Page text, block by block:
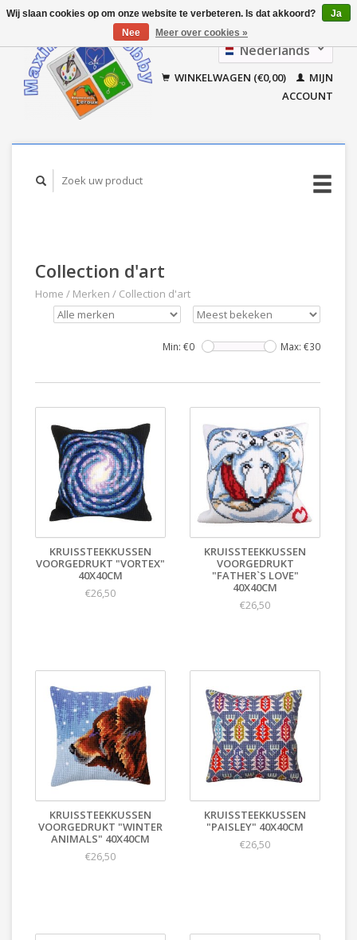
Nederlands
Français
WINKELWAGEN (€0,00)
MIJN
ACCOUNT
Collection d'art
Home / Merken / Collection d'art
Min: €0 Max: €30
KRUISSTEEKKUSSEN
VOORGEDRUKT "VORTEX"
40X40CM
€26,50
KRUISSTEEKKUSSEN
VOORGEDRUKT
"FATHER`S LOVE"
40X40CM
€26,50
KRUISSTEEKKUSSEN
VOORGEDRUKT "WINTER
ANIMALS" 40X40CM
€26,50
KRUISSTEEKKUSSEN
"PAISLEY" 40X40CM
€26,50
Wij slaan cookies op om onze website te verbeteren. Is dat akkoord?
Ja
Nee
Meer over cookies »